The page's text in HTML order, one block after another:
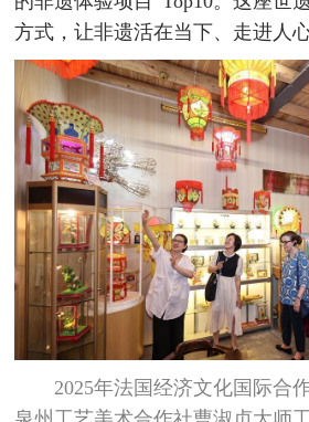
方式，让非遗活在当下、走进人心
2025年法国经济文化国际合